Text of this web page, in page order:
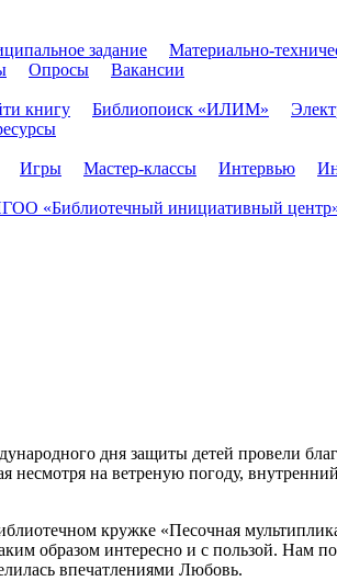
задание Материально-
Опросы
Вакансии
книгу Библиопоиск «ИЛИМ»
Игры Мастер-классы Интервью
«Библиотечный инициативный
дня защиты детей провели
на ветреную погоду,
кружке «Песочная
образом интересно и с пользой. Нам
впечатлениями Любовь.